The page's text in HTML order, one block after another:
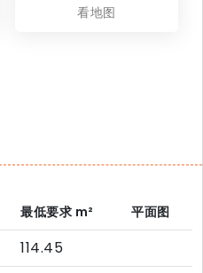
看地图
最低要求 m² 平面图
114.45